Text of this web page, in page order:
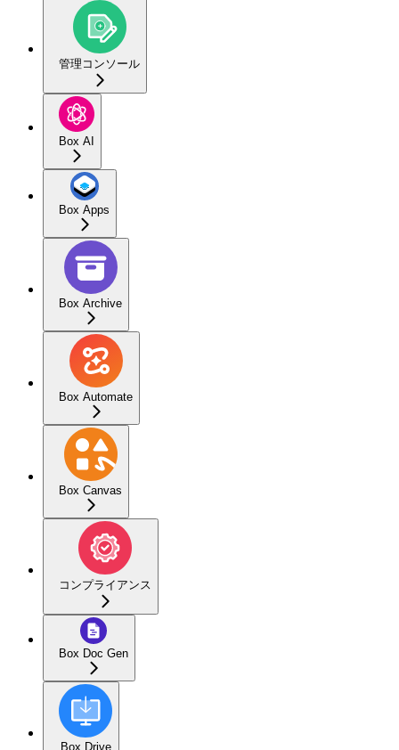
管理コンソール
Box AI
Box Apps
Box Archive
Box Automate
Box Canvas
コンプライアンス
Box Doc Gen
Box Drive